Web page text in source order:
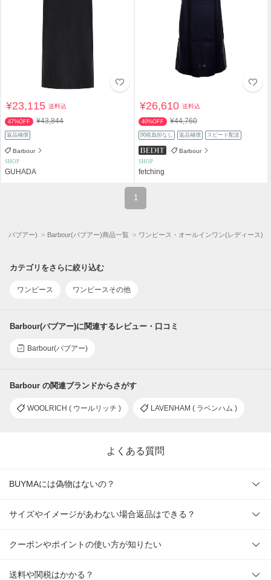
¥23,115送料込
47%OFF ¥43,844
返品補償
Barbour
SHOP
GUHADA
¥26,610送料込
40%OFF ¥44,760
関税負担なし 返品補償 スピード配送
Barbour
SHOP
fetching
1
バブアー) Barbour(バブアー)商品一覧 ワンピース・オールインワン(レディース)
カテゴリをさらに絞り込む
ワンピース ワンピースその他
Barbour(バブアー)に関連するレビュー・口コミ
Barbour(バブアー)
Barbour の関連ブランドからさがす
WOOLRICH ( ウールリッチ ) LAVENHAM ( ラベンハム )
よくある質問
BUYMAには偽物はないの？
サイズやイメージがあわない場合返品はできる？
クーポンやポイントの使い方が知りたい
送料や関税はかかる？